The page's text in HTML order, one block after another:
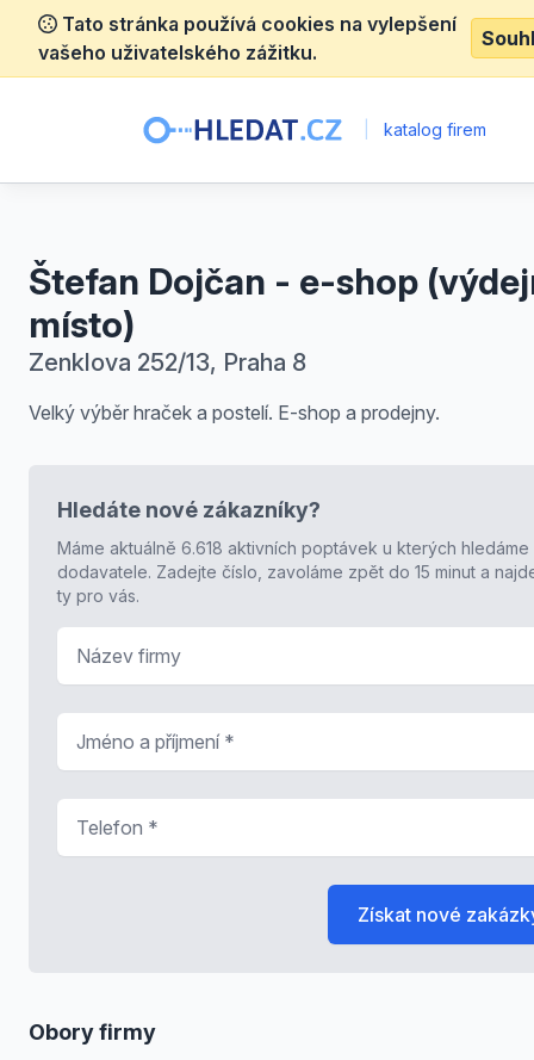
Tato stránka používá cookies na vylepšení
vašeho uživatelského zážitku.
katalog firem
Štefan Dojčan - e-shop
místo)
Zenklova 252/13, Praha 8
Velký výběr hraček a postelí. E-shop a prodejny.
Obory firmy
Hledáte nové zákazníky?
Máme aktuálně 6.618 aktivních poptávek u kterých hledáme
dodavatele. Zadejte číslo, zavoláme zpět do 15 minut a
ty pro vás.
Získat nové